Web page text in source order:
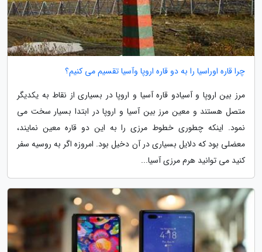
چرا قاره اوراسیا را به دو قاره اروپا وآسیا تقسیم می کنیم؟
مرز بین اروپا و آسیادو قاره آسیا و اروپا در بسیاری از نقاط به یکدیگر
متصل هستند و معین مرز بین آسیا و اروپا در ابتدا بسیار سخت می
نمود. اینکه چطوری خطوط مرزی را به این دو قاره معین نمایند،
معضلی بود که دلایل بسیاری در آن دخیل بود. امروزه اگر به روسیه سفر
کنید می توانید هرم مرزی آسیا...